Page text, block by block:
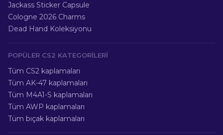
Jackass Sticker Capsule
Cologne 2026 Charms
Dead Hand Koleksiyonu
POPÜLER CS2 KATEGORILERI
Tüm CS2 kaplamaları
Tüm AK-47 kaplamaları
Tüm M4A1-S kaplamaları
Tüm AWP kaplamaları
Tüm bıçak kaplamaları